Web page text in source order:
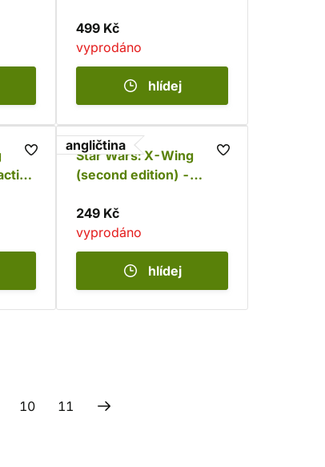
499 Kč
vyprodáno
hlídej
angličtina
Star Wars: X-Wing
(second edition) -
249 Kč
vyprodáno
hlídej
10 11